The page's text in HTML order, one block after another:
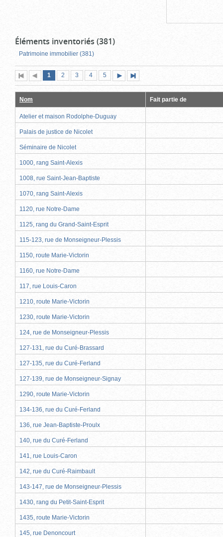
Éléments inventoriés (381)
Patrimoine immobilier (381)
Première
page
Page
précédente
Page
1 (page
actuelle)
Page
2 Page
3 Page
4 Page
5
suivante
page
Nom Fait partie de
Atelier et maison Rodolphe-Duguay
Palais de justice de Nicolet
Séminaire de Nicolet
1000, rang Saint-Alexis
1008, rue Saint-Jean-Baptiste
1070, rang Saint-Alexis
1120, rue Notre-Dame
1125, rang du Grand-Saint-Esprit
115-123, rue de Monseigneur-Plessis
1150, route Marie-Victorin
1160, rue Notre-Dame
117, rue Louis-Caron
1210, route Marie-Victorin
1230, route Marie-Victorin
124, rue de Monseigneur-Plessis
127-131, rue du Curé-Brassard
127-135, rue du Curé-Ferland
127-139, rue de Monseigneur-Signay
1290, route Marie-Victorin
134-136, rue du Curé-Ferland
136, rue Jean-Baptiste-Proulx
140, rue du Curé-Ferland
141, rue Louis-Caron
142, rue du Curé-Raimbault
143-147, rue de Monseigneur-Plessis
1430, rang du Petit-Saint-Esprit
1435, route Marie-Victorin
145, rue Denoncourt